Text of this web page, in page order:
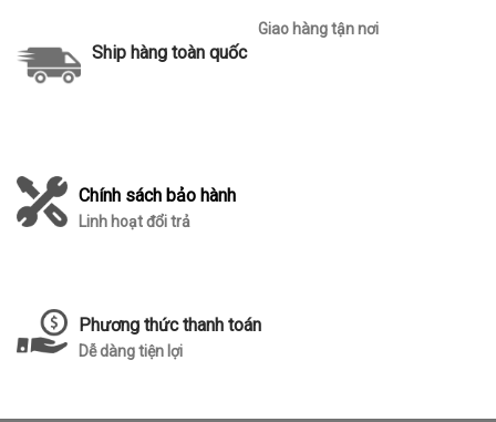
Ship hàng toàn quốc
Giao hàng tận nơi
Chính sách bảo hành
Linh hoạt đổi trả
Phương thức thanh toán
Dễ dàng tiện lợi